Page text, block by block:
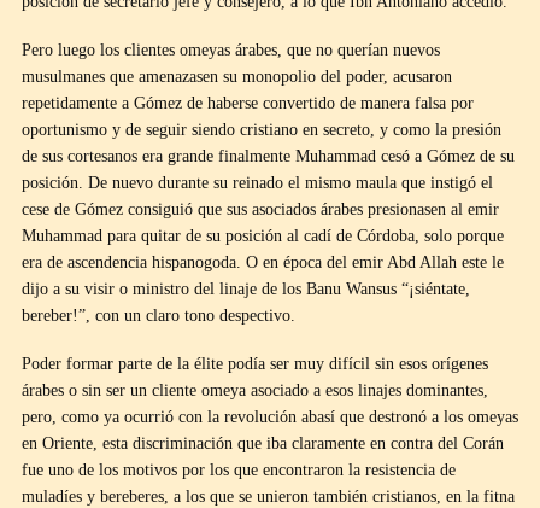
Pero luego los clientes omeyas árabes, que no querían nuevos
musulmanes que amenazasen su monopolio del poder, acusaron
repetidamente a Gómez de haberse convertido de manera falsa por
oportunismo y de seguir siendo cristiano en secreto, y como la presión
de sus cortesanos era grande finalmente Muhammad cesó a Gómez de su
posición. De nuevo durante su reinado el mismo maula que instigó el
cese de Gómez consiguió que sus asociados árabes presionasen al emir
Muhammad para quitar de su posición al cadí de Córdoba, solo porque
era de ascendencia hispanogoda. O en época del emir Abd Allah este le
dijo a su visir o ministro del linaje de los Banu Wansus “¡siéntate,
bereber!”, con un claro tono despectivo.
Poder formar parte de la élite podía ser muy difícil sin esos orígenes
árabes o sin ser un cliente omeya asociado a esos linajes dominantes,
pero, como ya ocurrió con la revolución abasí que destronó a los omeyas
en Oriente, esta discriminación que iba claramente en contra del Corán
fue uno de los motivos por los que encontraron la resistencia de
muladíes y bereberes, a los que se unieron también cristianos, en la fitna